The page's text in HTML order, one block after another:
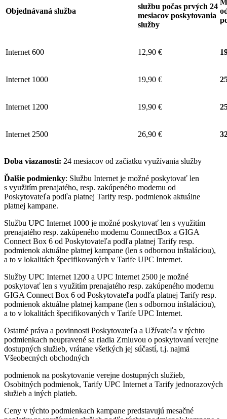
Objednávaná služba
službu počas prvých 24
mesiacov poskytovania
služby
Internet 600 12,90 €
Internet 1000 19,90 €
Internet 1200 19,90 €
Internet 2500 26,90 €
Doba viazanosti: 24 mesiacov od začiatku využívania služby
Ďalšie podmienky: Službu Internet je možné poskytovať len
s využitím prenajatého, resp. zakúpeného modemu od
Poskytovateľa podľa platnej Tarify resp. podmienok aktuálne
platnej kampane.
Službu UPC Internet 1000 je možné poskytovať len s využitím
prenajatého resp. zakúpeného modemu ConnectBox a GIGA
Connect Box 6 od Poskytovateľa podľa platnej Tarify resp.
podmienok aktuálne platnej kampane (len s odbornou inštaláciou),
a to v lokalitách špecifikovaných v Tarife UPC Internet.
Služby UPC Internet 1200 a UPC Internet 2500 je možné
poskytovať len s využitím prenajatého resp. zakúpeného modemu
GIGA Connect Box 6 od Poskytovateľa podľa platnej Tarify resp.
podmienok aktuálne platnej kampane (len s odbornou inštaláciou),
a to v lokalitách špecifikovaných v Tarife UPC Internet.
Ostatné práva a povinnosti Poskytovateľa a Užívateľa v týchto
podmienkach neupravené sa riadia Zmluvou o poskytovaní verejne
dostupných služieb, vrátane všetkých jej súčastí, t.j. najmä
Všeobecných obchodných
podmienok na poskytovanie verejne dostupných služieb,
Osobitných podmienok, Tarify UPC Internet a Tarify jednorazových
služieb a iných platieb.
Ceny v týchto podmienkach kampane predstavujú mesačné